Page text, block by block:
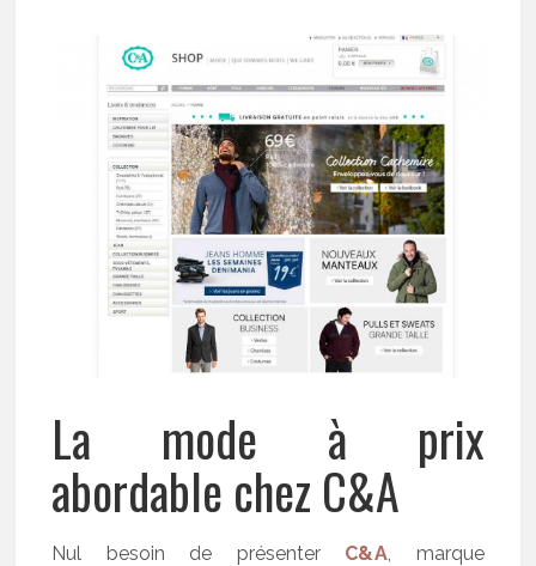
La mode à prix
abordable chez C&A
Nul besoin de présenter C&A, marque